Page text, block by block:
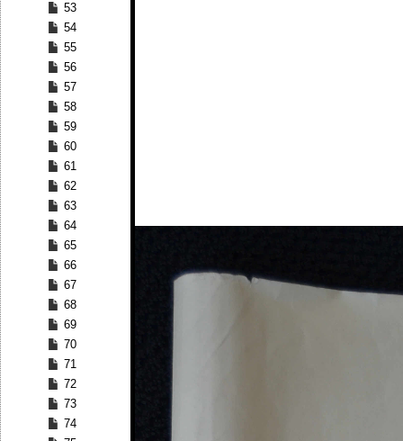
53
54
55
56
57
58
59
60
61
62
63
64
65
66
67
68
69
70
71
72
73
74